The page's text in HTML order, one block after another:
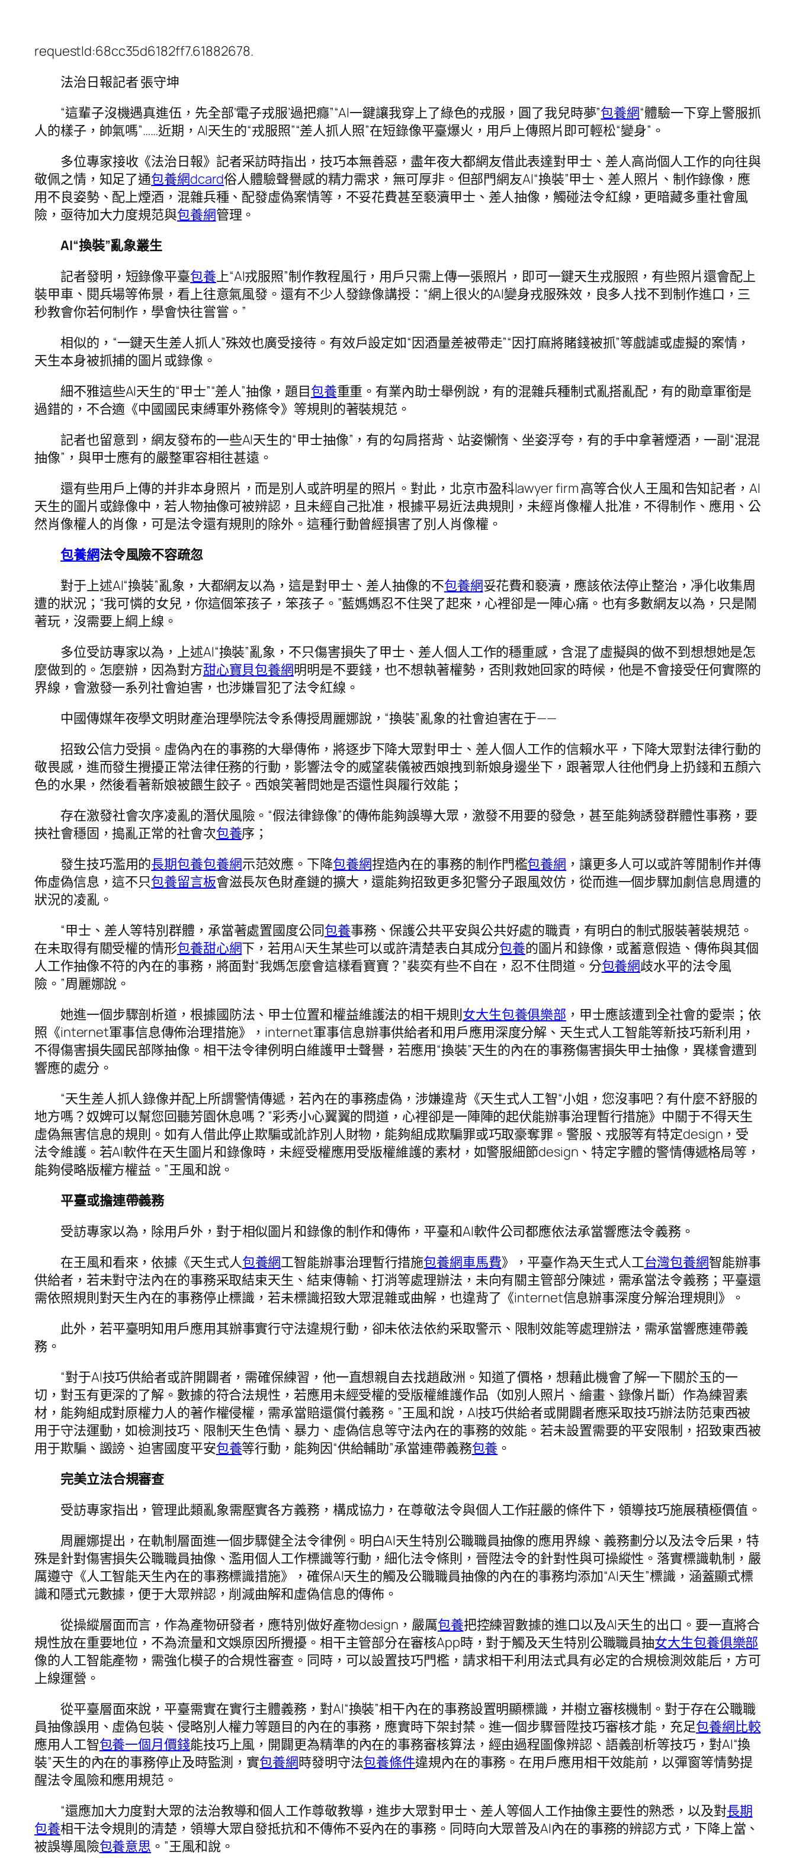
requestId:68cc35d6182ff7.61882678.
法治日報記者 張守坤
“這輩子沒機遇真進伍，先全部‘電子戎服’過把癮”“AI一鍵讓我穿上了綠色的戎服，圓了我兒時夢”包養網“體驗一下穿上警服抓
人的樣子，帥氣嗎”……近期，AI天生的“戎服照”“差人抓人照”在短錄像平臺爆火，用戶上傳照片即可輕松“變身”。
多位專家接收《法治日報》記者采訪時指出，技巧本無善惡，盡年夜大都網友借此表達對甲士、差人高尚個人工作的向往與
敬佩之情，知足了通包養網dcard俗人體驗聲譽感的精力需求，無可厚非。但部門網友AI“換裝”甲士、差人照片、制作錄像，應
用不良姿勢、配上煙酒，混雜兵種、配發虛偽案情等，不妥花費甚至褻瀆甲士、差人抽像，觸碰法令紅線，更暗藏多重社會風
險，亟待加大力度規范與包養網管理。
AI“換裝”亂象叢生
記者發明，短錄像平臺包養上“AI戎服照”制作教程風行，用戶只需上傳一張照片，即可一鍵天生戎服照，有些照片還會配上
裝甲車、閱兵場等佈景，看上往意氣風發。還有不少人發錄像講授：“網上很火的AI變身戎服殊效，良多人找不到制作進口，三
秒教會你若何制作，學會快往嘗嘗。”
相似的，“一鍵天生差人抓人”殊效也廣受接待。有效戶設定如“因酒量差被帶走”“因打麻將賭錢被抓”等戲謔或虛擬的案情，
天生本身被抓捕的圖片或錄像。
細不雅這些AI天生的“甲士”“差人”抽像，題目包養重重。有業內助士舉例說，有的混雜兵種制式亂搭亂配，有的勛章軍銜是
過錯的，不合適《中國國民束縛軍外務條令》等規則的著裝規范。
記者也留意到，網友發布的一些AI天生的“甲士抽像”，有的勾肩搭背、站姿懶惰、坐姿浮夸，有的手中拿著煙酒，一副“混混
抽像”，與甲士應有的嚴整軍容相往甚遠。
還有些用戶上傳的并非本身照片，而是別人或許明星的照片。對此，北京市盈科lawyer firm 高等合伙人王風和告知記者，AI
天生的圖片或錄像中，若人物抽像可被辨認，且未經自己批准，根據平易近法典規則，未經肖像權人批准，不得制作、應用、公
然肖像權人的肖像，可是法令還有規則的除外。這種行動曾經損害了別人肖像權。
包養網法令風險不容疏忽
對于上述AI“換裝”亂象，大都網友以為，這是對甲士、差人抽像的不包養網妥花費和褻瀆，應該依法停止整治，凈化收集周
遭的狀況；“我可憐的女兒，你這個笨孩子，笨孩子。”藍媽媽忍不住哭了起來，心裡卻是一陣心痛。也有多數網友以為，只是鬧
著玩，沒需要上綱上線。
多位受訪專家以為，上述AI“換裝”亂象，不只傷害損失了甲士、差人個人工作的穩重感，含混了虛擬與的做不到想想她是怎
麼做到的。怎麼辦，因為對方甜心寶貝包養網明明是不要錢，也不想執著權勢，否則救她回家的時候，他是不會接受任何實際的
界線，會激發一系列社會迫害，也涉嫌冒犯了法令紅線。
中國傳媒年夜學文明財產治理學院法令系傳授周麗娜說，“換裝”亂象的社會迫害在于——
招致公信力受損。虛偽內在的事務的大舉傳佈，將逐步下降大眾對甲士、差人個人工作的信賴水平，下降大眾對法律行動的
敬畏感，進而發生攪擾正常法律任務的行動，影響法令的威望裴儀被西娘拽到新娘身邊坐下，跟著眾人往他們身上扔錢和五顏六
色的水果，然後看著新娘被餵生餃子。西娘笑著問她是否還性與履行效能；
存在激發社會次序凌亂的潛伏風險。“假法律錄像”的傳佈能夠誤導大眾，激發不用要的發急，甚至能夠誘發群體性事務，要
挾社會穩固，搗亂正常的社會次包養序；
發生技巧濫用的長期包養包養網示范效應。下降包養網捏造內在的事務的制作門檻包養網 ，讓更多人可以或許等閒制作并傳
佈虛偽信息，這不只包養留言板會滋長灰色財產鏈的擴大，還能夠招致更多犯警分子跟風效仿，從而進一個步驟加劇信息周遭的
狀況的凌亂。
“甲士、差人等特別群體，承當著處置國度公同包養事務、保護公共平安與公共好處的職責，有明白的制式服裝著裝規范。
在未取得有關受權的情形包養甜心網下，若用AI天生某些可以或許清楚表白其成分包養的圖片和錄像，或蓄意假造、傳佈與其個
人工作抽像不符的內在的事務，將面對“我媽怎麼會這樣看寶寶？”裴奕有些不自在，忍不住問道。分包養網歧水平的法令風
險。”周麗娜說。
她進一個步驟剖析道，根據國防法、甲士位置和權益維護法的相干規則女大生包養俱樂部 ，甲士應該遭到全社會的愛崇；依
照《internet軍事信息傳佈治理措施》，internet軍事信息辦事供給者和用戶應用深度分解、天生式人工智能等新技巧新利用，
不得傷害損失國民部隊抽像。相干法令律例明白維護甲士聲譽，若應用“換裝”天生的內在的事務傷害損失甲士抽像，異樣會遭到
響應的處分。
“天生差人抓人錄像并配上所謂警情傳遞，若內在的事務虛偽，涉嫌違背《天生式人工智“小姐，您沒事吧？有什麼不舒服的
地方嗎？奴婢可以幫您回聽芳園休息嗎？”彩秀小心翼翼的問道，心裡卻是一陣陣的起伏能辦事治理暫行措施》中關于不得天生
虛偽無害信息的規則。如有人借此停止欺騙或訛詐別人財物，能夠組成欺騙罪或巧取豪奪罪。警服、戎服等有特定design，受
法令維護。若AI軟件在天生圖片和錄像時，未經受權應用受版權維護的素材，如警服細節design、特定字體的警情傳遞格局等，
能夠侵略版權方權益。”王風和說。
平臺或擔連帶義務
受訪專家以為，除用戶外，對于相似圖片和錄像的制作和傳佈，平臺和AI軟件公司都應依法承當響應法令義務。
在王風和看來，依據《天生式人包養網工智能辦事治理暫行措施包養網車馬費》，平臺作為天生式人工台灣包養網智能辦事
供給者，若未對守法內在的事務采取結束天生、結束傳輸、打消等處理辦法，未向有關主管部分陳述，需承當法令義務；平臺還
需依照規則對天生內在的事務停止標識，若未標識招致大眾混雜或曲解，也違背了《internet信息辦事深度分解治理規則》。
此外，若平臺明知用戶應用其辦事實行守法違規行動，卻未依法依約采取警示、限制效能等處理辦法，需承當響應連帶義
務。
“對于AI技巧供給者或許開闢者，需確保練習，他一直想親自去找趙啟洲。知道了價格，想藉此機會了解一下關於玉的一
切，對玉有更深的了解。數據的符合法規性，若應用未經受權的受版權維護作品（如別人照片、繪畫、錄像片斷）作為練習素
材，能夠組成對原權力人的著作權侵權，需承當賠還償付義務。”王風和說，AI技巧供給者或開闢者應采取技巧辦法防范東西被
用于守法運動，如檢測技巧、限制天生色情、暴力、虛偽信息等守法內在的事務的效能。若未設置需要的平安限制，招致東西被
用于欺騙、譭謗、迫害國度平安包養等行動，能夠因“供給輔助”承當連帶義務包養 。
完美立法合規審查
受訪專家指出，管理此類亂象需壓實各方義務，構成協力，在尊敬法令與個人工作莊嚴的條件下，領導技巧施展積極價值。
周麗娜提出，在軌制層面進一個步驟健全法令律例。明白AI天生特別公職職員抽像的應用界線、義務劃分以及法令后果，特
殊是針對傷害損失公職職員抽像、濫用個人工作標識等行動，細化法令條則，晉陞法令的針對性與可操縱性。落實標識軌制，嚴
厲遵守《人工智能天生內在的事務標識措施》，確保AI天生的觸及公職職員抽像的內在的事務均添加“AI天生”標識，涵蓋顯式標
識和隱式元數據，便于大眾辨認，削減曲解和虛偽信息的傳佈。
從操縱層面而言，作為產物研發者，應特別做好產物design，嚴厲包養把控練習數據的進口以及AI天生的出口。要一直將合
規性放在重要地位，不為流量和文娛原因所攪擾。相干主管部分在審核App時，對于觸及天生特別公職職員抽女大生包養俱樂部
像的人工智能產物，需強化模子的合規性審查。同時，可以設置技巧門檻，請求相干利用法式具有必定的合規檢測效能后，方可
上線運營。
從平臺層面來說，平臺需實在實行主體義務，對AI“換裝”相干內在的事務設置明顯標識，并樹立審核機制。對于存在公職職
員抽像誤用、虛偽包裝、侵略別人權力等題目的內在的事務，應實時下架封禁。進一個步驟晉陞技巧審核才能，充足包養網比較
應用人工智包養一個月價錢能技巧上風，開闢更為精準的內在的事務審核算法，經由過程圖像辨認、語義剖析等技巧，對AI“換
裝”天生的內在的事務停止及時監測，實包養網時發明守法包養條件違規內在的事務。在用戶應用相干效能前，以彈窗等情勢提
醒法令風險和應用規范。
“還應加大力度對大眾的法治教導和個人工作尊敬教導，進步大眾對甲士、差人等個人工作抽像主要性的熟悉，以及對長期
包養相干法令規則的清楚，領導大眾自發抵抗和不傳佈不妥內在的事務。同時向大眾普及AI內在的事務的辨認方式，下降上當、
被誤導風險包養意思 。”王風和說。